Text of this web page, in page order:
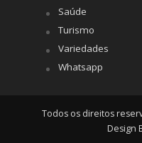
Saúde
Turismo
Variedades
Whatsapp
Todos os direitos
Design